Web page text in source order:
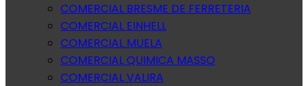
COMERCIAL BRESME DE FERRETERIA
COMERCIAL EINHELL
COMERCIAL MUELA
COMERCIAL QUIMICA MASSO
COMERCIAL VALIRA